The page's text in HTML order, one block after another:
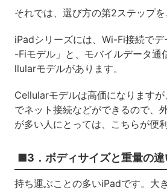
それでは、選び方の第2ステップを
iPadシリーズには、Wi-Fi接続で
-Fiモデル」と、モバイルデータ通
llularモデルがあります。
Cellularモデルは高価になります
でネット接続などができるので、
が多い人にとっては、こちらが便
■3．ボディサイズと重量の違
持ち運ぶことの多いiPadです。大